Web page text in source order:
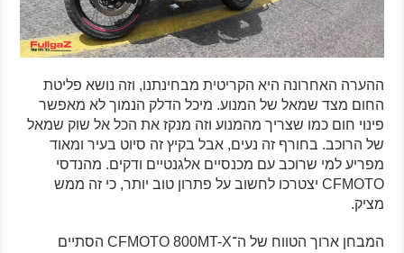
ההערה האחרונה היא הקריטית מבחינתנו, וזה נושא פליטת
החום מצד שמאל של המנוע. מיכל הדלק הנמוך לא מאפשר
פינוי חום כמו שצריך מהמנוע וזה מנקז את הכל אל שוק שמאל
של הרוכב. בחורף זה נעים, אבל בקיץ זה סיוט בעיר ומאוד
מפריע למי שרוכב עם מכנסיים אלגנטיים ודקים. מהנדסי
CFMOTO יצטרכו לחשוב על פתרון טוב יותר, כי זה ממש
מציק.
המבחן ארוך הטווח של ה־CFMOTO 800MT-X הסתיים